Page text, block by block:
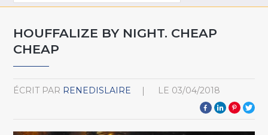
HOUFFALIZE BY NIGHT. CHEAP
CHEAP
ÉCRIT PAR RENEDISLAIRE LE 03/04/2018